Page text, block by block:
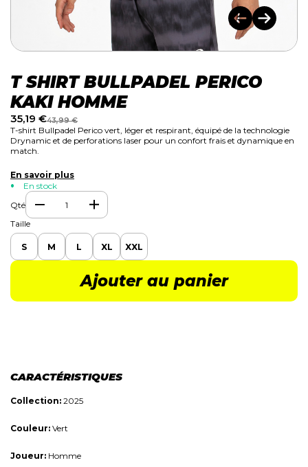
T SHIRT BULLPADEL PERICO
KAKI HOMME
35,19 €43,99€
T-shirt Bullpadel Perico vert, léger et respirant, équipé de la technologie
Drynamic et de perforations laser pour un confort frais et dynamique en
match.
En savoir plus
En stock
Qté
Taille
S M L XL XXL
Ajouter au panier
CARACTÉRISTIQUES
Collection: 2025
Couleur: Vert
Joueur: Homme